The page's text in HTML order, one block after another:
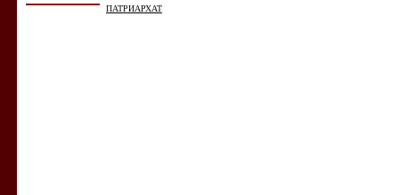
ПАТРИАРХАТ